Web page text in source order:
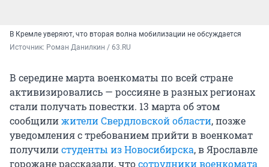
В Кремле уверяют, что вторая волна мобилизации не обсуждается
Источник: Роман Данилкин / 63.RU
В середине марта военкоматы по всей стране
активизировались — россияне в разных регионах
стали получать повестки. 13 марта об этом
сообщилижители Свердловской области, позже
уведомления с требованием прийти в военкомат
получилистуденты из Новосибирска, в Ярославле
горожане рассказали, чтосотрудники военкомата